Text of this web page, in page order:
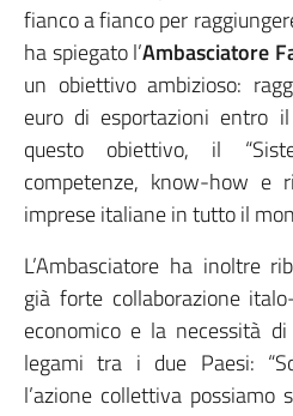
fianco a fianco per
ha spiegato l’Ambasciatore
un obiettivo ambizioso:
euro di esportazioni entro
questo obiettivo, il
competenze, know-how e
imprese italiane in tutto il
L’Ambasciatore ha inoltre
già forte collaborazione
economico e la necessità
legami tra i due Paesi:
l’azione collettiva possiamo